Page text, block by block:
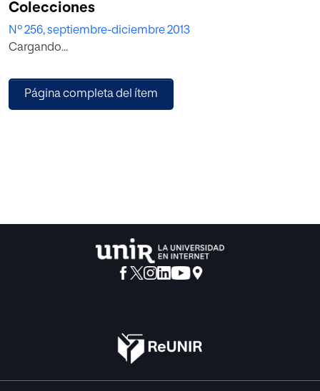
acomodarse a los diferentes ritmos de aprendizaje de los
escolares. Se analizan las peculiaridades de un sistema
didáctico denominado DT-PI desarrollado por J.C. Stanley
alumnos de alta capacidad, pero que puede aplicarse a
cualquier tipo de diversidad. Por otra parte se estudian las
discuten las posibilidades de implantación de sistemas
cerrados en situaciones de m-learning como enfoque de
evolución del e-learning.
Colecciones
Nº 256, septiembre-diciembre 2013
Cargando...
Página completa del ítem